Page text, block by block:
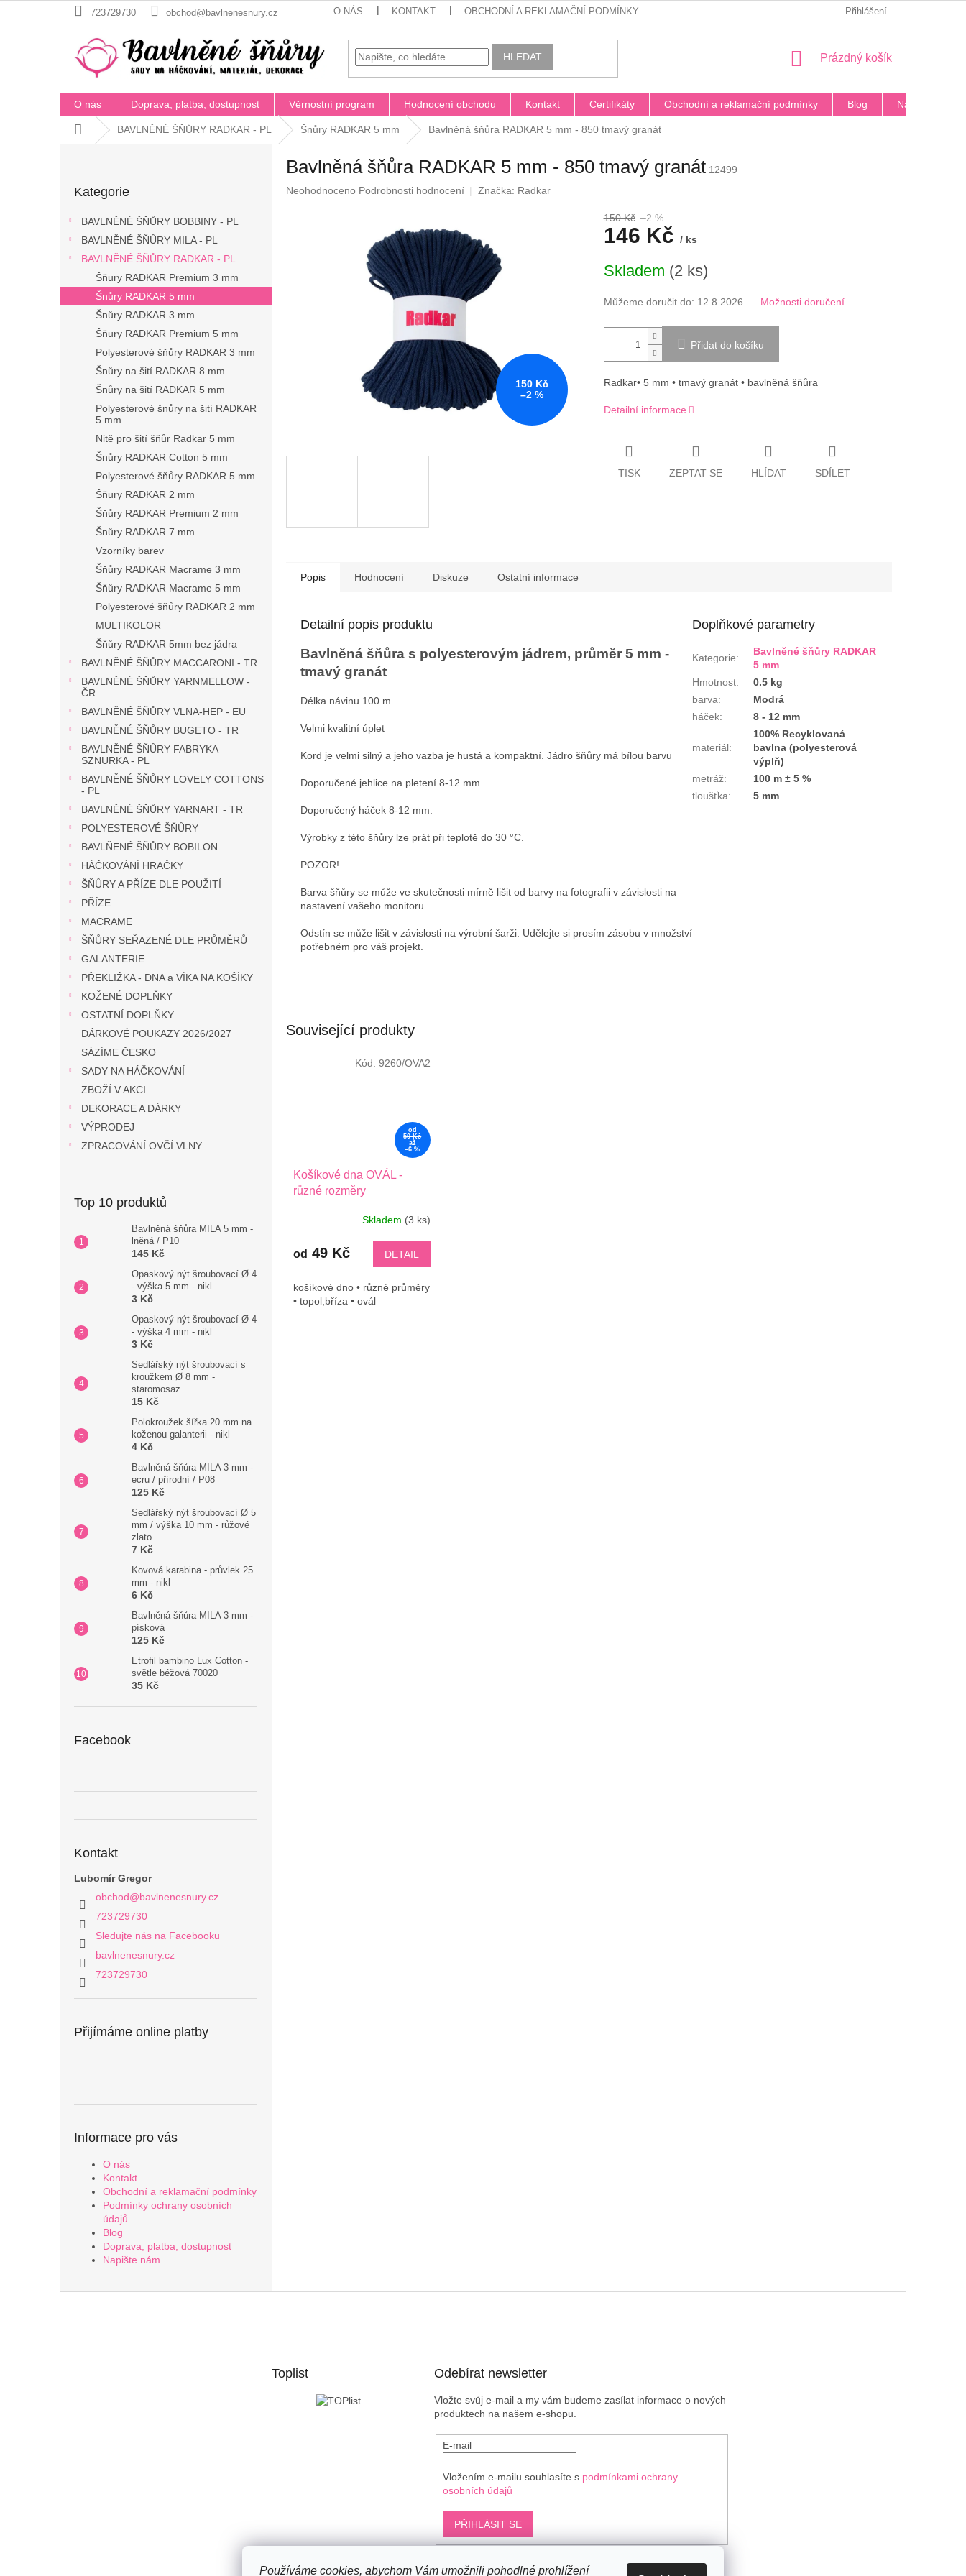
Používáme cookies, abychom Vám umožnili pohodlné prohlížení
na
723729730 obchod@bavlnenesnury.cz O NÁS KONTAKT OBCHODNÍ A REKLAMAČNÍ PODMÍNKY PODMÍNKY OCHRANY OSOBNÍCH ÚDAJŮ BLOG
Přihlášení
HLEDAT
NÁKUPNÍ
Prázdný košík
O nás Doprava, platba, dostupnost Věrnostní program Hodnocení obchodu Kontakt Certifikáty Obchodní a reklamační podmínky Blog Napište nám
Domů BAVLNĚNÉ ŠŇŮRY RADKAR - PL Šnůry RADKAR 5 mm Bavlněná šňůra RADKAR 5 mm - 850 tmavý granát
a
kategorie
Kategorie
BAVLNĚNÉ ŠŇŮRY BOBBINY - PL
BAVLNĚNÉ ŠŇŮRY MILA - PL
BAVLNĚNÉ ŠŇŮRY RADKAR - PL
Šňury RADKAR Premium 3 mm
Šnůry RADKAR 5 mm
Šnůry RADKAR 3 mm
Šňury RADKAR Premium 5 mm
Polyesterové šňůry RADKAR 3 mm
Šnůry na šití RADKAR 8 mm
Šnůry na šití RADKAR 5 mm
Polyesterové šnůry na šití RADKAR
5 mm
Nitě pro šití šňůr Radkar 5 mm
Šnůry RADKAR Cotton 5 mm
Polyesterové šňůry RADKAR 5 mm
Šňury RADKAR 2 mm
Šňůry RADKAR Premium 2 mm
Šnůry RADKAR 7 mm
Vzorníky barev
Šňůry RADKAR Macrame 3 mm
Šňůry RADKAR Macrame 5 mm
Polyesterové šňůry RADKAR 2 mm
MULTIKOLOR
Šňůry RADKAR 5mm bez jádra
BAVLNĚNÉ ŠŇŮRY MACCARONI - TR
BAVLNĚNÉ ŠŇŮRY YARNMELLOW -
ČR
BAVLNĚNÉ ŠŇŮRY VLNA-HEP - EU
BAVLNĚNÉ ŠŇŮRY BUGETO - TR
BAVLNĚNÉ ŠŇŮRY FABRYKA
SZNURKA - PL
BAVLNĚNÉ ŠŇŮRY LOVELY COTTONS
- PL
BAVLNĚNÉ ŠŇŮRY YARNART - TR
POLYESTEROVÉ ŠŇŮRY
BAVLŇENÉ ŠŇŮRY BOBILON
HÁČKOVÁNÍ HRAČKY
ŠŇŮRY A PŘÍZE DLE POUŽITÍ
PŘÍZE
MACRAME
ŠŇŮRY SEŘAZENÉ DLE PRŮMĚRŮ
GALANTERIE
PŘEKLIŽKA - DNA a VÍKA NA KOŠÍKY
KOŽENÉ DOPLŇKY
OSTATNÍ DOPLŇKY
DÁRKOVÉ POUKAZY 2026/2027
SÁZÍME ČESKO
SADY NA HÁČKOVÁNÍ
ZBOŽÍ V AKCI
DEKORACE A DÁRKY
VÝPRODEJ
ZPRACOVÁNÍ OVČÍ VLNY
Top 10 produktů
Bavlněná šňůra MILA 5 mm -
lněná / P10
145 Kč
Opaskový nýt šroubovací Ø 4
- výška 5 mm - nikl
3 Kč
Opaskový nýt šroubovací Ø 4
- výška 4 mm - nikl
3 Kč
Sedlářský nýt šroubovací s
kroužkem Ø 8 mm -
staromosaz
15 Kč
Polokroužek šířka 20 mm na
koženou galanterii - nikl
4 Kč
Bavlněná šňůra MILA 3 mm -
ecru / přírodní / P08
125 Kč
Sedlářský nýt šroubovací Ø 5
mm / výška 10 mm - růžové
zlato
7 Kč
Kovová karabina - průvlek 25
mm - nikl
6 Kč
Bavlněná šňůra MILA 3 mm -
písková
125 Kč
Etrofil bambino Lux Cotton -
světle béžová 70020
35 Kč
Facebook
Kontakt
Lubomír Gregor
obchod@bavlnenesnury.cz
723729730
Sledujte nás na Facebooku
bavlnenesnury.cz
723729730
Přijímáme online platby
Informace pro vás
O nás
Kontakt
Obchodní a reklamační podmínky
Podmínky ochrany osobních
údajů
Blog
Doprava, platba, dostupnost
Napište nám
Bavlněná šňůra RADKAR 5 mm - 850 tmavý granát 12499
Průměrné
Neohodnoceno Podrobnosti hodnocení Značka: Radkar
150 Kč
–2 %
150 Kč –2 %
146 Kč / ks
cena:
Skladem (2 ks)
Můžeme doručit do: 12.8.2026 Možnosti doručení
Přidat do košíku
Radkar• 5 mm • tmavý granát • bavlněná šňůra
Detailní informace
TISK ZEPTAT SE HLÍDAT SDÍLET
Popis Hodnocení Diskuze Ostatní informace
Detailní popis produktu
Bavlněná šňůra s polyesterovým jádrem, průměr 5 mm -
tmavý granát
Délka návinu 100 m
Velmi kvalitní úplet
Kord je velmi silný a jeho vazba je hustá a kompaktní. Jádro šňůry má bílou barvu
Doporučené jehlice na pletení 8-12 mm.
Doporučený háček 8-12 mm.
Výrobky z této šňůry lze prát při teplotě do 30 °C.
POZOR!
Barva šňůry se může ve skutečnosti mírně lišit od barvy na fotografii v závislosti na
nastavení vašeho monitoru.
Odstín se může lišit v závislosti na výrobní šarži. Udělejte si prosím zásobu v množství
potřebném pro váš projekt.
Doplňkové parametry
Kategorie:
Bavlněné šňůry RADKAR
5 mm
Hmotnost:
0.5 kg
barva:
Modrá
háček: 8 - 12 mm
materiál:
100% Recyklovaná
bavlna (polyesterová
výplň)
metráž:
100 m ± 5 %
tloušťka: 5 mm
Související produkty
od
50 Kč
až
–6 %
Košíkové dna OVÁL -
různé rozměry
Skladem (3 ks)
od 49 Kč DETAIL
košíkové dno • různé průměry
• topol,bříza • ovál
Kód: 9260/OVA2
Toplist Odebírat newsletter
Vložte svůj e-mail a my vám budeme zasílat informace o nových
produktech na našem e-shopu.
E-mail
Vložením e-mailu souhlasíte s podmínkami ochrany
osobních údajů
PŘIHLÁSIT SE